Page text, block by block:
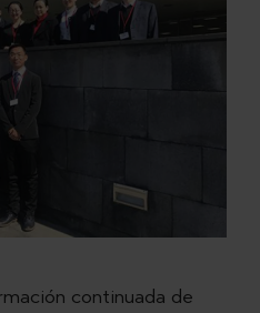
continuada de